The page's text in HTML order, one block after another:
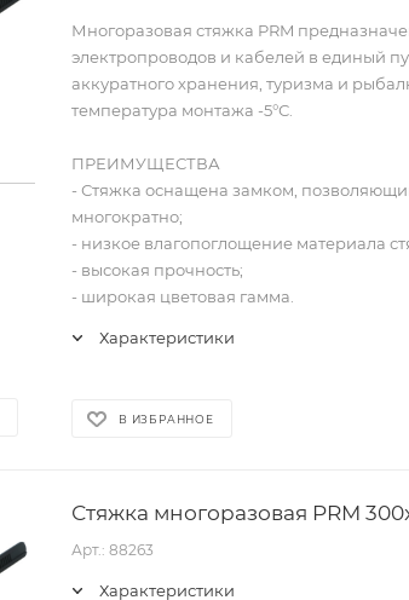
Многоразовая стяжка PRM
электропроводов и кабелей в единый
аккуратного хранения, туризма и
температура монтажа -5°С.
ПРЕИМУЩЕСТВА
- Стяжка оснащена замком,
многократно;
- низкое влагопоглощение материала
- высокая прочность;
- широкая цветовая гамма.
Характеристики
В ИЗБРАННОЕ
Стяжка многоразовая PRM
Арт.: 88263
Характеристики